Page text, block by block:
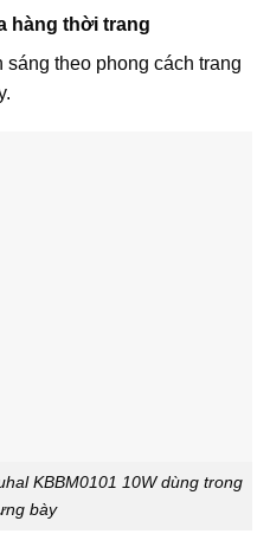
hàng thời trang
sáng theo phong cách trang
KBBM0101 10W dùng trong
bày